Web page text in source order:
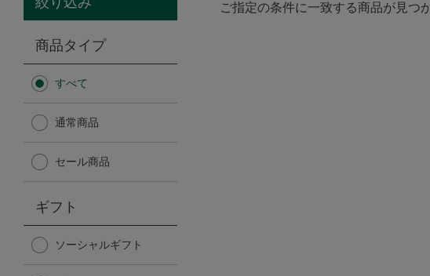
Afternoon Tea TEAROOM
Afternoon Tea TEAROOM
商品タイプ
すべて
通常商品
セール商品
ギフト
ソーシャルギフト
ご指定の条件に一致する商品が見つ